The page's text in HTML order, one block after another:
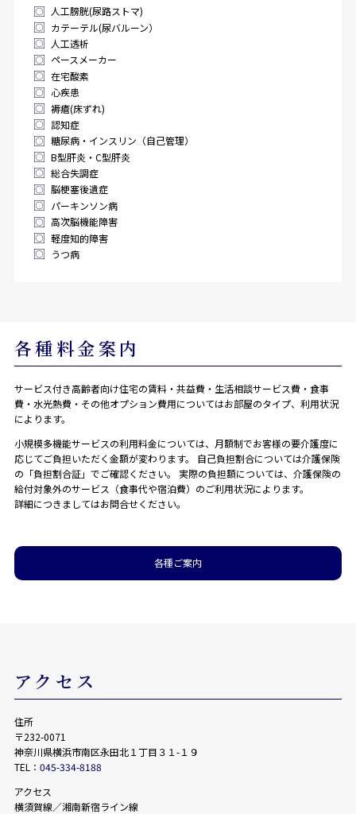
人工膀胱(尿路ストマ)
カテーテル(尿バルーン）
人工透析
ペースメーカー
在宅酸素
心疾患
褥瘡(床ずれ)
認知症
糖尿病・インスリン（自己管理）
B型肝炎・C型肝炎
総合失調症
脳梗塞後遺症
パーキンソン病
高次脳機能障害
軽度知的障害
うつ病
各種料金案内
サービス付き高齢者向け住宅の賃料・共益費・生活相談サービス費・食事
費・水光熱費・その他オプション費用についてはお部屋のタイプ、利用状況
によります。
小規模多機能サービスの利用料金については、月額制でお客様の要介護度に
応じてご負担いただく金額が変わります。 自己負担割合については介護保険
の「負担割合証」でご確認ください。 実際の負担額については、介護保険の
給付対象外のサービス（食事代や宿泊費）のご利用状況によります。
詳細につきましてはお問合せください。
各種ご案内
アクセス
住所
〒232-0071
神奈川県横浜市南区永田北１丁目３１-１９
TEL： 045-334-8188
アクセス
横須賀線／湘南新宿ライン線